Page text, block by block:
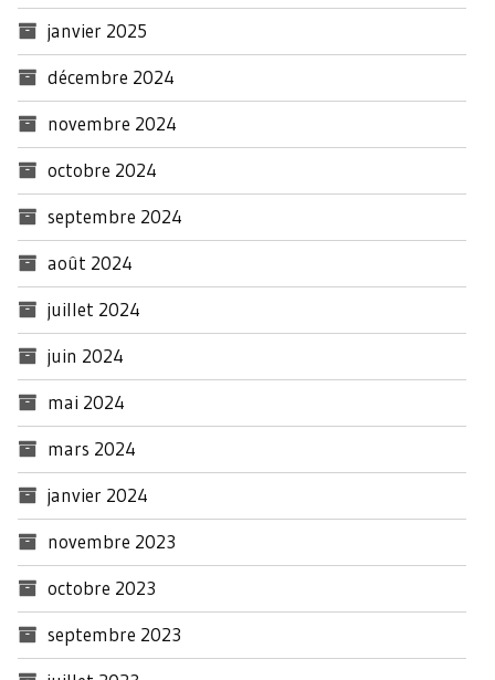
janvier 2025
décembre 2024
novembre 2024
octobre 2024
septembre 2024
août 2024
juillet 2024
juin 2024
mai 2024
mars 2024
janvier 2024
novembre 2023
octobre 2023
septembre 2023